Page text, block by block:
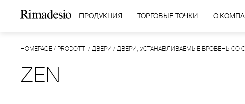
ПРОДУКЦИЯ ТОРГОВЫЕ ТОЧКИ О
HOMEPAGE/ PRODOTTI /ДВЕРИ /ДВЕРИ, УСТАНАВЛИВАЕМЫЕ ВРОВЕНЬ СО
ZEN